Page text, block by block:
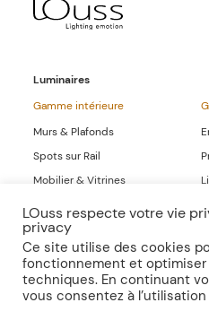
Luminaires
Gamme intérieure
Murs & Plafonds
Spots sur Rail
Mobilier & Vitrines
Gammes Complètes
Sur-mesure
Inspirations
LOuss respecte votre vie
privacy
Ce site utilise des cookies
fonctionnement et optimiser
techniques. En continuant
vous consentez à